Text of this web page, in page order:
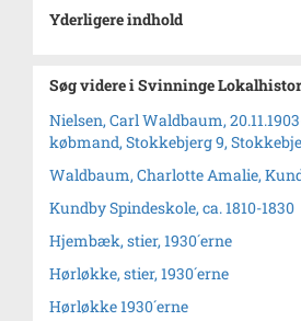
Yderligere indhold
Søg videre i Svinninge
Nielsen, Carl Waldbaum,
købmand, Stokkebjerg 9,
Waldbaum, Charlotte Amalie,
Kundby Spindeskole, ca. 1810-1830
Hjembæk, stier, 1930´erne
Hørløkke, stier, 1930´erne
Hørløkke 1930´erne